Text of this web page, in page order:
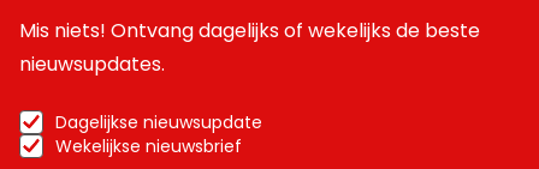
Mis niets! Ontvang dagelijks of wekelijks de beste
nieuwsupdates.
Dagelijkse nieuwsupdate
Wekelijkse nieuwsbrief